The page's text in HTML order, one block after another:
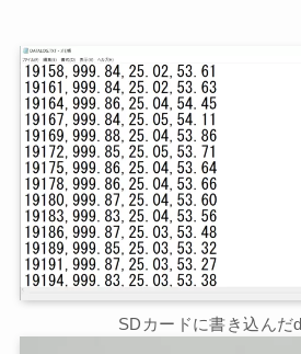
SDカードに書き込んだ